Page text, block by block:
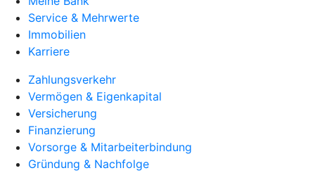
Service & Mehrwerte
Immobilien
Karriere
Zahlungsverkehr
Vermögen & Eigenkapital
Versicherung
Finanzierung
Vorsorge & Mitarbeiterbindung
Gründung & Nachfolge